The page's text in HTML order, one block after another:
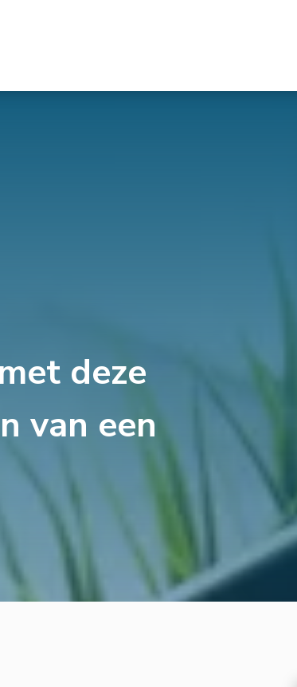
deze
van een